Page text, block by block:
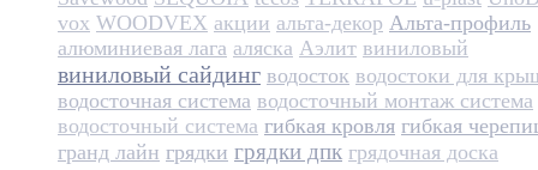
vox WOODVEX акции альта-декор Альта-профиль
алюминиевая лага аляска Аэлит виниловый
виниловый сайдинг водосток водостоки для
водосточная система водосточный монтаж система
водосточный система гибкая кровля гибкая
гранд лайн грядки грядки дпк грядочная доска